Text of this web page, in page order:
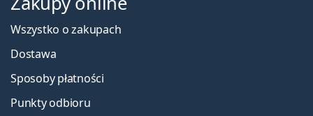
Wszystko o zakupach
Dostawa
Sposoby płatności
Punkty odbioru